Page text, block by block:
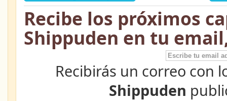
Recibe los próximos
Shippuden en tu
Recibirás un correo con
Shippuden